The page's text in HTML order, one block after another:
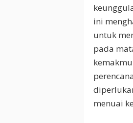
ini
untuk
pada
menuai